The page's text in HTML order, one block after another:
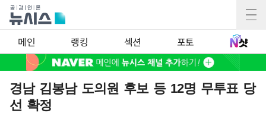
메인 랭킹 섹션 포토
경남 김봉남 도의원 후보 등 12명 무투표 당
선 확정